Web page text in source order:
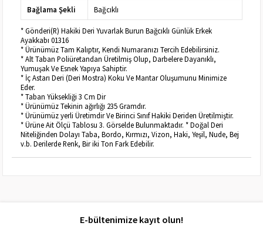
Bağlama Şekli
Bağcıklı
* Gönderi(R) Hakiki Deri Yuvarlak Burun Bağcıklı Günlük Erkek
Ayakkabı 01316
* Ürünümüz Tam Kalıptır, Kendi Numaranızı Tercih Edebilirsiniz.
* Alt Taban Poliüretandan Üretilmiş Olup, Darbelere Dayanıklı,
Yumuşak Ve Esnek Yapıya Sahiptir.
* İç Astarı Deri (Deri Mostra) Koku Ve Mantar Oluşumunu Minimize
Eder.
* Taban Yüksekliği 3 Cm Dir
* Ürünümüz Tekinin ağırlığı 235 Gramdır.
* Ürünümüz yerli Üretimdir Ve Birinci Sınıf Hakiki Deriden Üretilmiştir.
* Ürüne Ait Ölçü Tablosu 3. Görselde Bulunmaktadır. * Doğal Deri
Niteliğinden Dolayı Taba, Bordo, Kırmızı, Vizon, Haki, Yeşil, Nude, Bej
v.b. Derilerde Renk, Bir iki Ton Fark Edebilir.
E-bültenimize kayıt olun!